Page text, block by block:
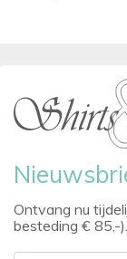
Ontvang nu
besteding € 85,-).